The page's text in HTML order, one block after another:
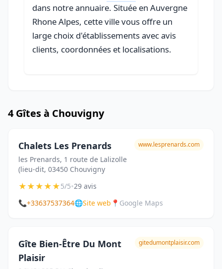
dans notre annuaire. Située en Auvergne
Rhone Alpes, cette ville vous offre un
large choix d'établissements avec avis
clients, coordonnées et localisations.
4 Gîtes à Chouvigny
Chalets Les Prenards
les Prenards, 1 route de Lalizolle
(lieu-dit, 03450 Chouvigny
www.lesprenards.com
★★★★★5/5•29 avis
📞+33637537364🌐Site web 📍 Google Maps
Gîte Bien-Être Du Mont
Plaisir
gitedumontplaisir.com